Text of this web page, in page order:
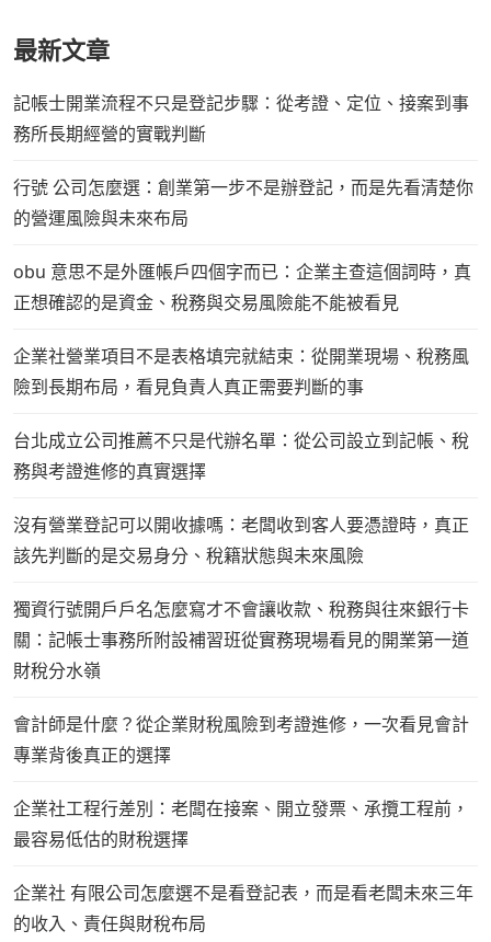
最新文章
記帳士開業流程不只是登記步驟：從考證、定位、接案到事
務所長期經營的實戰判斷
行號 公司怎麼選：創業第一步不是辦登記，而是先看清楚你
的營運風險與未來布局
obu 意思不是外匯帳戶四個字而已：企業主查這個詞時，真
正想確認的是資金、稅務與交易風險能不能被看見
企業社營業項目不是表格填完就結束：從開業現場、稅務風
險到長期布局，看見負責人真正需要判斷的事
台北成立公司推薦不只是代辦名單：從公司設立到記帳、稅
務與考證進修的真實選擇
沒有營業登記可以開收據嗎：老闆收到客人要憑證時，真正
該先判斷的是交易身分、稅籍狀態與未來風險
獨資行號開戶戶名怎麼寫才不會讓收款、稅務與往來銀行卡
關：記帳士事務所附設補習班從實務現場看見的開業第一道
財稅分水嶺
會計師是什麼？從企業財稅風險到考證進修，一次看見會計
專業背後真正的選擇
企業社工程行差別：老闆在接案、開立發票、承攬工程前，
最容易低估的財稅選擇
企業社 有限公司怎麼選不是看登記表，而是看老闆未來三年
的收入、責任與財稅布局